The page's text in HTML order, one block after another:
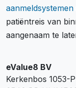
aanmeldsystemen
patiëntreis van
aangenaam te
eValue8 BV
Kerkenbos 1053-P